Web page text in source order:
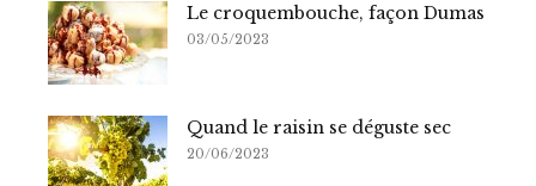
Le croquembouche, façon Dumas
03/05/2023
Quand le raisin se déguste sec
20/06/2023